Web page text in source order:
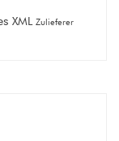
XML Zulieferer